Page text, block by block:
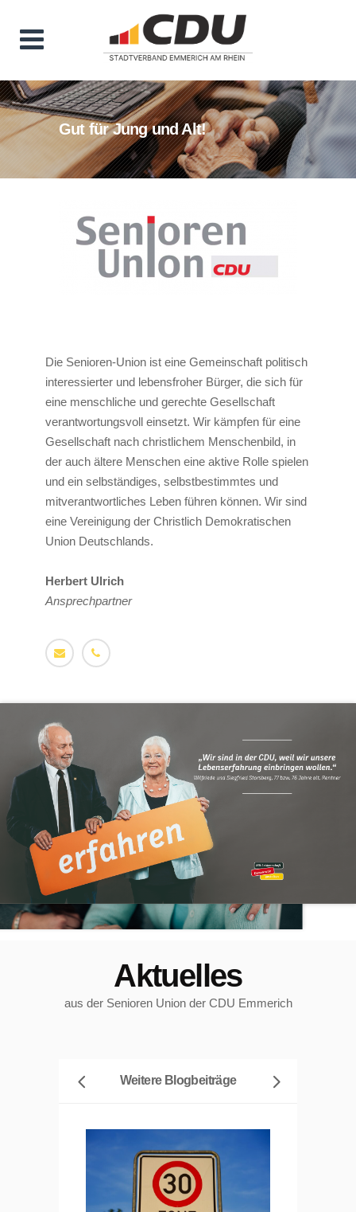
Gut für Jung und Alt!
Die Senioren-Union ist eine Gemeinschaft politisch
interessierter und lebensfroher Bürger, die sich für
eine menschliche und gerechte Gesellschaft
verantwortungsvoll einsetzt. Wir kämpfen für eine
Gesellschaft nach christlichem Menschenbild, in
der auch ältere Menschen eine aktive Rolle spielen
und ein selbständiges, selbstbestimmtes und
mitverantwortliches Leben führen können. Wir sind
eine Vereinigung der Christlich Demokratischen
Union Deutschlands.
Herbert Ulrich
Ansprechpartner
Aktuelles
aus der Senioren Union der CDU Emmerich
Weitere Blogbeiträge